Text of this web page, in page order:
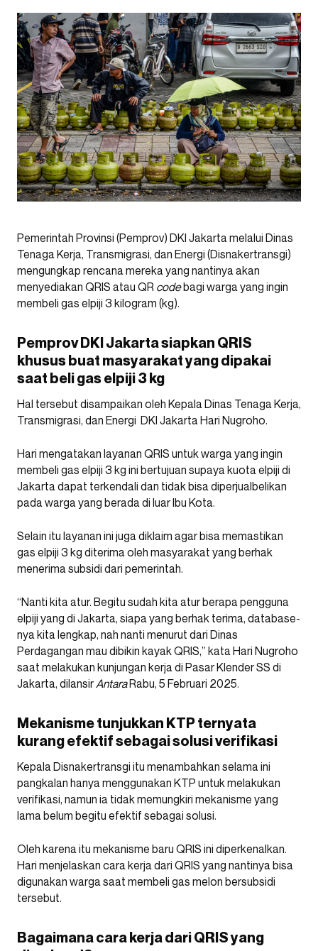
Pemerintah Provinsi (Pemprov) DKI Jakarta melalui Dinas
Tenaga Kerja, Transmigrasi, dan Energi (Disnakertransgi)
mengungkap rencana mereka yang nantinya akan
menyediakan QRIS atau QR codebagi warga yang ingin
membeli gas elpiji 3 kilogram (kg).
Pemprov DKI Jakarta siapkan QRIS
khusus buat masyarakat yang dipakai
saat beli gas elpiji 3 kg
Hal tersebut disampaikan oleh Kepala Dinas Tenaga Kerja,
Transmigrasi, dan Energi DKI Jakarta Hari Nugroho.
Hari mengatakan layanan QRIS untuk warga yang ingin
membeli gas elpiji 3 kg ini bertujuan supaya kuota elpiji di
Jakarta dapat terkendali dan tidak bisa diperjualbelikan
pada warga yang berada di luar Ibu Kota.
Selain itu layanan ini juga diklaim agar bisa memastikan
gas elpiji 3 kg diterima oleh masyarakat yang berhak
menerima subsidi dari pemerintah.
“Nanti kita atur. Begitu sudah kita atur berapa pengguna
elpiji yang di Jakarta, siapa yang berhak terima, database-
nya kita lengkap, nah nanti menurut dari Dinas
Perdagangan mau dibikin kayak QRIS,” kata Hari Nugroho
saat melakukan kunjungan kerja di Pasar Klender SS di
Jakarta, dilansirAntaraRabu, 5 Februari 2025.
Mekanisme tunjukkan KTP ternyata
kurang efektif sebagai solusi verifikasi
Kepala Disnakertransgi itu menambahkan selama ini
pangkalan hanya menggunakan KTP untuk melakukan
verifikasi, namun ia tidak memungkiri mekanisme yang
lama belum begitu efektif sebagai solusi.
Oleh karena itu mekanisme baru QRIS ini diperkenalkan.
Hari menjelaskan cara kerja dari QRIS yang nantinya bisa
digunakan warga saat membeli gas melon bersubsidi
tersebut.
Bagaimana cara kerja dari QRIS yang